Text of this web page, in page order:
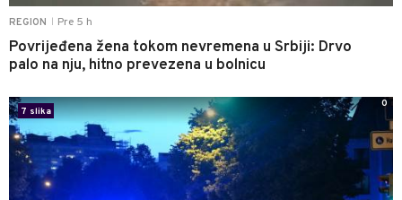
REGION Pre 5 h
Povrijeđena žena tokom nevremena u Srbiji: Drvo
palo na nju, hitno prevezena u bolnicu
7 slika
0